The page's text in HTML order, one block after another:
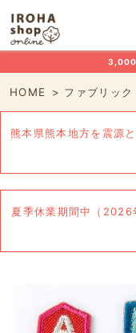
3,000
HOME ファブリック
熊本県熊本地方を震源
夏季休業期間中（